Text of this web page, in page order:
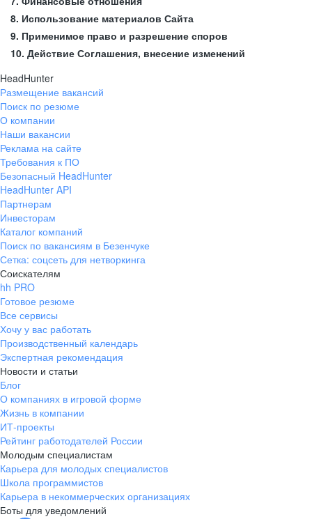
8. Использование материалов Сайта
9. Применимое право и разрешение споров
10. Действие Соглашения, внесение изменений
HeadHunter
Размещение вакансий
Поиск по резюме
О компании
Наши вакансии
Реклама на сайте
Требования к ПО
Безопасный HeadHunter
HeadHunter API
Партнерам
Инвесторам
Каталог компаний
Поиск по вакансиям в Безенчуке
Сетка: соцсеть для нетворкинга
Соискателям
hh PRO
Готовое резюме
Все сервисы
Хочу у вас работать
Производственный календарь
Экспертная рекомендация
Новости и статьи
Блог
О компаниях в игровой форме
Жизнь в компании
ИТ-проекты
Рейтинг работодателей России
Молодым специалистам
Карьера для молодых специалистов
Школа программистов
Карьера в некоммерческих организациях
Боты для уведомлений